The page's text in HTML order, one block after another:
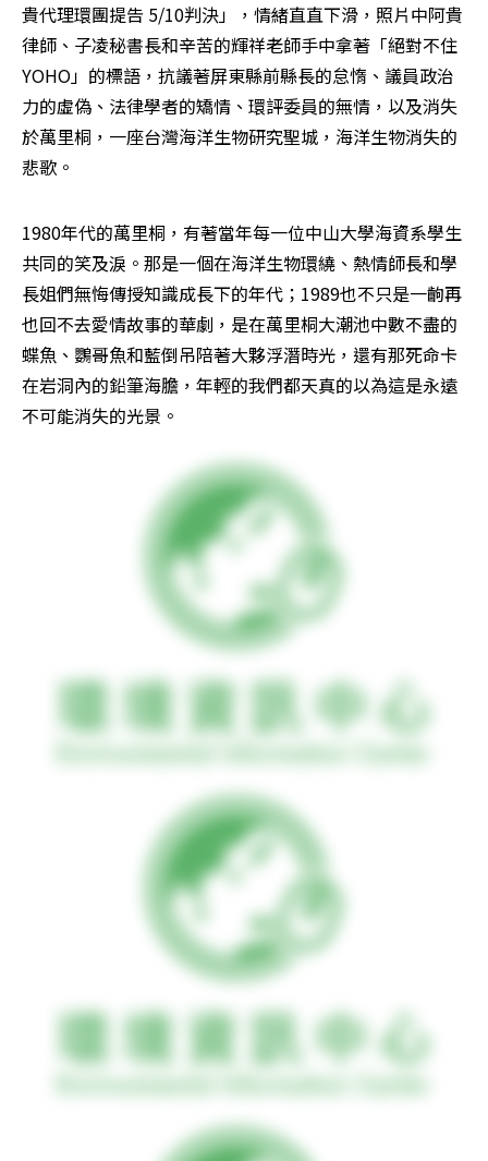
貴代理環團提告 5/10判決」，情緒直直下滑，照片中阿貴
律師、子凌秘書長和辛苦的輝祥老師手中拿著「絕對不住
YOHO」的標語，抗議著屏東縣前縣長的怠惰、議員政治
力的虛偽、法律學者的矯情、環評委員的無情，以及消失
於萬里桐，一座台灣海洋生物研究聖城，海洋生物消失的
悲歌。
1980年代的萬里桐，有著當年每一位中山大學海資系學生
共同的笑及淚。那是一個在海洋生物環繞、熱情師長和學
長姐們無悔傳授知識成長下的年代；1989也不只是一齣再
也回不去愛情故事的華劇，是在萬里桐大潮池中數不盡的
蝶魚、鸚哥魚和藍倒吊陪著大夥浮潛時光，還有那死命卡
在岩洞內的鉛筆海膽，年輕的我們都天真的以為這是永遠
不可能消失的光景。